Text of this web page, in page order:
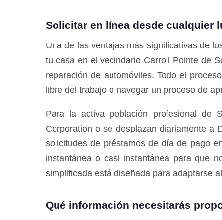
Solicitar en línea desde cualquier
Una de las ventajas más significativas de
tu casa en el vecindario Carroll Pointe de
reparación de automóviles. Todo el
libre del trabajo o navegar un proceso de
Para la activa población profesional de
Corporation o se desplazan diariamente
solicitudes de préstamos de día de pago
instantánea o casi instantánea para que
simplificada está diseñada para adaptarse
Qué información necesitarás